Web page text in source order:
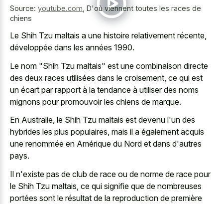
Source: youtube.com D'où viennent toutes les races de
chiens
Le Shih Tzu maltais a une histoire relativement récente,
développée dans les années 1990.
Le nom "Shih Tzu maltais" est une combinaison directe
des deux races utilisées dans le croisement, ce qui est
un écart par rapport à la tendance à utiliser des noms
mignons pour promouvoir les chiens de marque.
En Australie, le Shih Tzu maltais est devenu l'un des
hybrides les plus populaires, mais il a également acquis
une renommée en Amérique du Nord et dans d'autres
pays.
Il n'existe pas de club de race ou de norme de race pour
le Shih Tzu maltais, ce qui signifie que de nombreuses
portées sont le résultat de la reproduction de première